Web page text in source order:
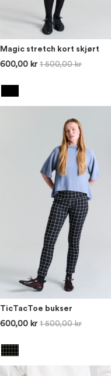
Magic stretch kort skjørt
600,00 kr 1 500,00 kr
TicTacToe bukser
600,00 kr 1 500,00 kr